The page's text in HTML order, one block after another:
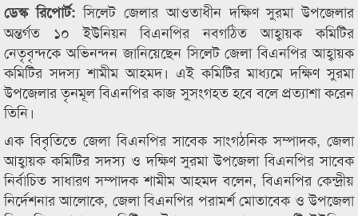
ডেস্ক রিপোর্ট: সিলেট জেলার আওতাধীন দক্ষিণ সুরমা উপজেলার
অন্তর্গত ১০ ইউনিয়ন বিএনপির নবগঠিত আহ্বায়ক কমিটির
নেতৃবৃন্দকে অভিনন্দন জানিয়েছেন সিলেট জেলা বিএনপির আহ্বায়ক
কমিটির সদস্য শামীম আহমদ। এই কমিটির মাধ্যমে দক্ষিণ সুরমা
উপজেলার তৃনমূল বিএনপির কাজ সুসংগহত হবে বলে প্রত্যাশা করেন
তিনি।
এক বিবৃতিতে জেলা বিএনপির সাবেক সাংগঠনিক সম্পাদক, জেলা
আহ্বায়ক কমিটির সদস্য ও দক্ষিণ সুরমা উপজেলা বিএনপির সাবেক
নির্বাচিত সাধারণ সম্পাদক শামীম আহমদ বলেন, বিএনপির কেন্দ্রীয়
নির্দেশনার আলোকে, জেলা বিএনপির পরামর্শ মোতাবেক ও উপজেলা